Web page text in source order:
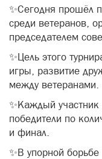
✨Сегодня прошёл
среди ветеранов,
председателем
✨Цель этого
игры, развитие
между ветеранами.
✨Каждый участник
победители по
и финал.
✨В упорной